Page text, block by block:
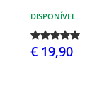
DISPONÍVEL
€ 19,90